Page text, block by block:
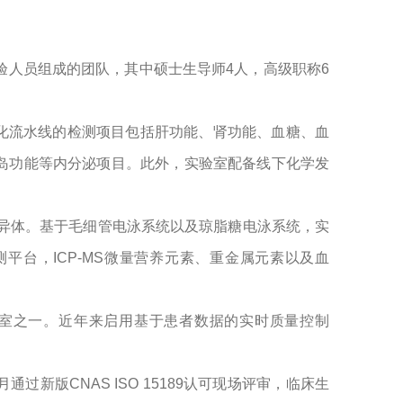
人员组成的团队，其中硕士生导师4 人，高级职称6
流水线的检测项目包括肝功能、肾功能、血糖、血
功能等内分泌项目 。此外，实验室配备线下化学发
。基于毛细管电泳系统以及琼脂糖电泳系统，实
平台，ICP-MS微量营养元素 、重金属元素以及血
之一。近年来启用基于患者数据的实时质量控制
通过新版CNAS ISO 15189认可现场评审，临床生